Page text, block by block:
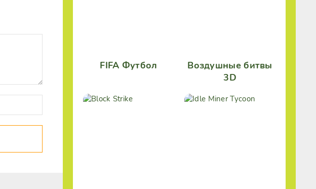
FIFA Футбол
Воздушные битвы
3D